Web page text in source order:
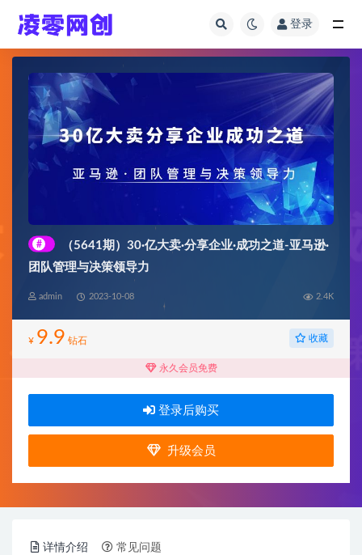
登录
#
（5641期）30·亿大卖·分享企业·成功之道-亚马逊·
团队管理与决策领导力
admin 2023-10-08 2.4K
¥ 9.9 钻石 收藏
永久会员免费
登录后购买
升级会员
详情介绍 常见问题